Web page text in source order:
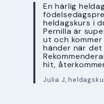
En härlig
heldagskurs i
Pernilla är
ut och
händer när det
hit,
Julia J,